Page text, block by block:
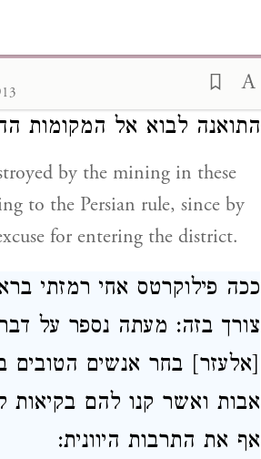
[והם עשו כן] בל תאבד הארץ
זרים בימי שלטונם: כי על
התואנה לבוא אל המקומות
by the mining in these
to the Persian rule, since by
for entering the district.
ככה פילוקרטס אחי רמזתי
צורך בזה: מעתה נספר על
[אלעזר] בחר אנשים הטובים
אבות ואשר קנו להם בקיאות
אף את התרבות היוונית: